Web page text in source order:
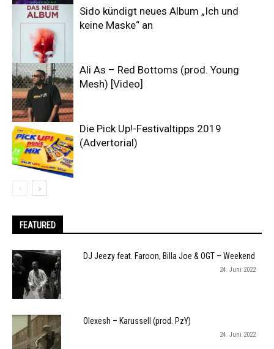
Sido kündigt neues Album „Ich und
keine Maske“ an
Ali As – Red Bottoms (prod. Young
Mesh) [Video]
Die Pick Up!-Festivaltipps 2019
(Advertorial)
FEATURED
DJ Jeezy feat. Faroon, Billa Joe & OGT – Weekend
24. Juni 2022
Olexesh – Karussell (prod. PzY)
24. Juni 2022